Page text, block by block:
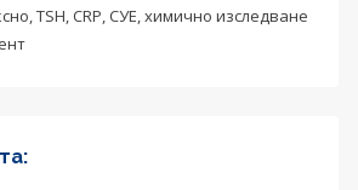
TSH, CRP, СУЕ, химично изследване